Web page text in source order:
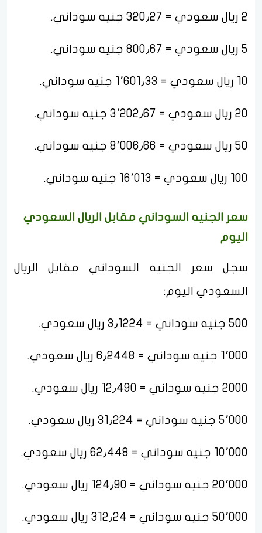
2 ريال سعودي = 320٫27 جنيه سوداني.
5 ريال سعودي = 800٫67 جنيه سوداني.
10 ريال سعودي = 1٬601٫33 جنيه سوداني.
20 ريال سعودي = 3٬202٫67 جنيه سوداني.
50 ريال سعودي = 8٬006٫66 جنيه سوداني.
100 ريال سعودي = 16٬013 جنيه سوداني.
سعر الجنيه السوداني مقابل الريال السعودي
اليوم
سجل سعر الجنيه السوداني مقابل الريال
السعودي اليوم:
500 جنيه سوداني = 3٫1224 ريال سعودي.
1٬000 جنيه سوداني = 6٫2448 ريال سعودي.
2000 جنيه سوداني = 12٫490 ريال سعودي.
5٬000 جنيه سوداني = 31٫224 ريال سعودي.
10٬000 جنيه سوداني = 62٫448 ريال سعودي.
20٬000 جنيه سوداني = 124٫90 ريال سعودي.
50٬000 جنيه سوداني = 312٫24 ريال سعودي.